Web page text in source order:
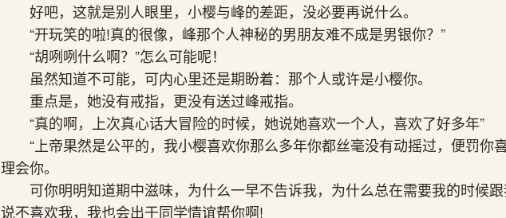
好吧，这就是别人眼里，小樱与峰的差距，没必要再说什么。
“开玩笑的啦!真的很像，峰那个人神秘的男朋友难不成是男银你？”
“胡咧咧什么啊？”怎么可能呢！
虽然知道不可能，可内心里还是期盼着：那个人或许是小樱你。
重点是，她没有戒指，更没有送过峰戒指。
“真的啊，上次真心话大冒险的时候，她说她喜欢一个人，喜欢了好多年”
“上帝果然是公平的，我小樱喜欢你那么多年你都丝毫没有动摇过，便罚你
理会你。
可你明明知道期中滋味，为什么一早不告诉我，为什么总在需要我的时候
说不喜欢我，我也会出于同学情谊帮你啊!